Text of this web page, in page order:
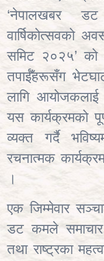
‘नेपालखबर
वार्षिकोत्सवको
समिट २०२५’ को
तपाईँहरूसँग
लागि
यस कार्यक्रमको
व्यक्त गर्दै
रचनात्मक
।
एक जिम्मेवार
डट कमले
तथा राष्ट्रका